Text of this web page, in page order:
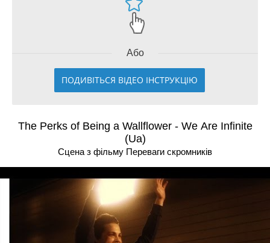
Або
ПОДИВІТЬСЯ ВІДЕО ІНСТРУКЦІЮ
The Perks of Being a Wallflower - We Are Infinite
(Ua)
Сцена з фільму Переваги скромникiв